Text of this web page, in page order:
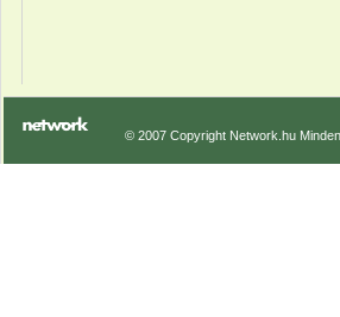
© 2007 Copyright Network.hu